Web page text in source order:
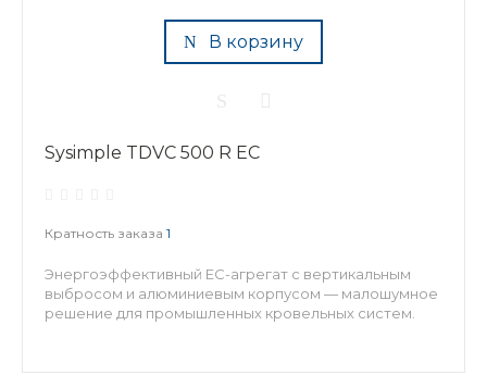
В корзину
Sysimple TDVC 500 R EC
Кратность заказа 1
Энергоэффективный EC-агрегат с вертикальным
выбросом и алюминиевым корпусом — малошумное
решение для промышленных кровельных систем.